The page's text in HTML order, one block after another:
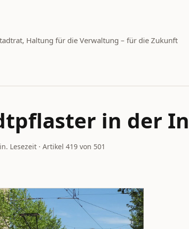
Haltung für die Verwaltung – für die Zukunft
in der
Lesezeit · Artikel 419 von 501